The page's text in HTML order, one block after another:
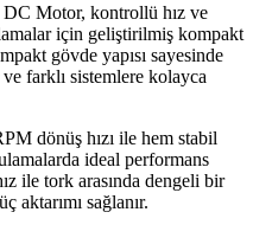
Motor, kontrollü hız ve
için geliştirilmiş kompakt
gövde yapısı sayesinde
farklı sistemlere kolayca
dönüş hızı ile hem stabil
ideal performans
ile tork arasında dengeli bir
aktarımı sağlanır.